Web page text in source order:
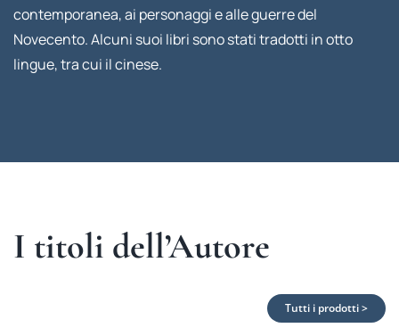
contemporanea, ai personaggi e alle guerre del
Novecento. Alcuni suoi libri sono stati tradotti in otto
lingue, tra cui il cinese.
I titoli dell’Autore
Tutti i prodotti >